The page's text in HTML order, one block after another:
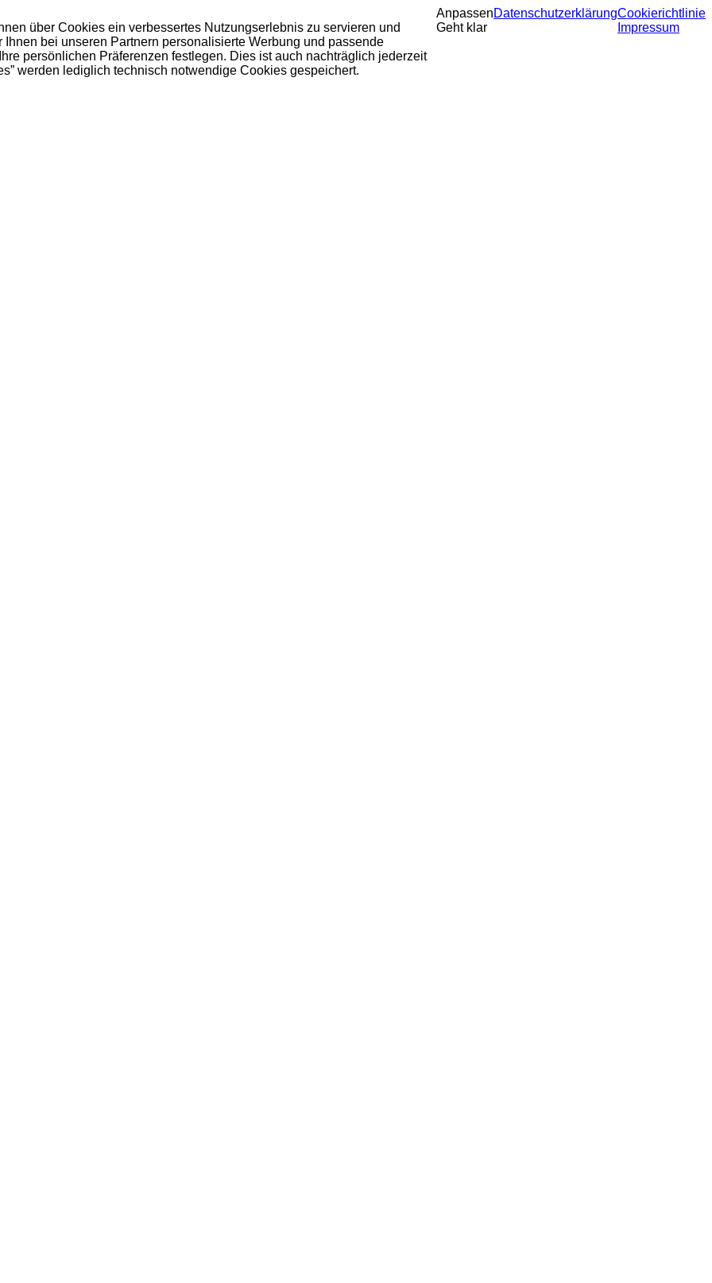
über Cookies ein verbessertes Nutzungserlebnis zu servieren und
bei unseren Partnern personalisierte Werbung und passende
persönlichen Präferenzen festlegen. Dies ist auch nachträglich jederzeit
werden lediglich technisch notwendige Cookies gespeichert.
Anpassen
Geht klar
DatenschutzerklärungCookierichtlinie
Impressum